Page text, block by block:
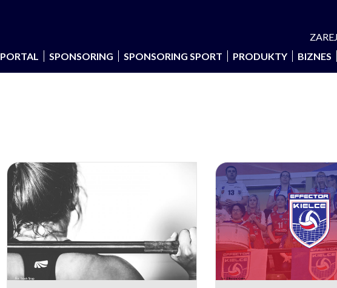
PORTAL
SPONSORING SPONSORING SPORT PRODUKTY BIZNES